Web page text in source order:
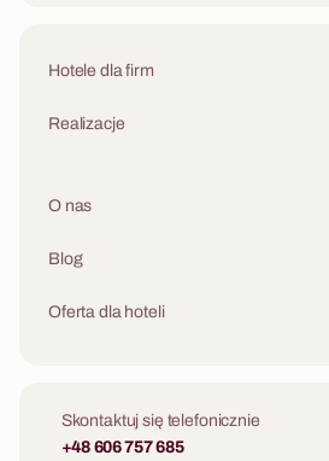
Hotele dla firm
Realizacje
O nas
Blog
Oferta dla hoteli
Skontaktuj się telefonicznie
+48 606 757 685